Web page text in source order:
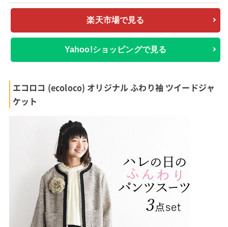
楽天市場で見る
Yahoo!ショッピングで見る
エコロコ (ecoloco) オリジナル ふわり袖 ツイードジャ
ケット